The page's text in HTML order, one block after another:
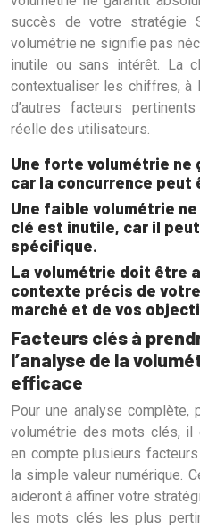
succès de votre stratégie
volumétrie ne signifie pas
inutile ou sans intérêt. La
contextualiser les chiffres, à
d’autres facteurs
réelle des utilisateurs.
Une forte volumétrie
car la concurrence
Une faible volumétrie
clé est inutile, car il
spécifique.
La volumétrie doit être
contexte précis de
marché et de vos
Facteurs clés à
l’analyse de la
efficace
Pour une analyse
volumétrie des mots clés, il
en compte plusieurs
la simple valeur numérique.
aideront à affiner votre
les mots clés les plus